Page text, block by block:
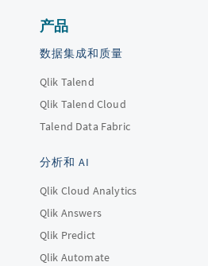
产品
数据集成和质量
Qlik Talend
Qlik Talend Cloud
Talend Data Fabric
分析和 AI
Qlik Cloud Analytics
Qlik Answers
Qlik Predict
Qlik Automate